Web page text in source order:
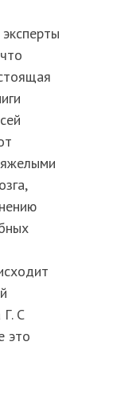
С
это